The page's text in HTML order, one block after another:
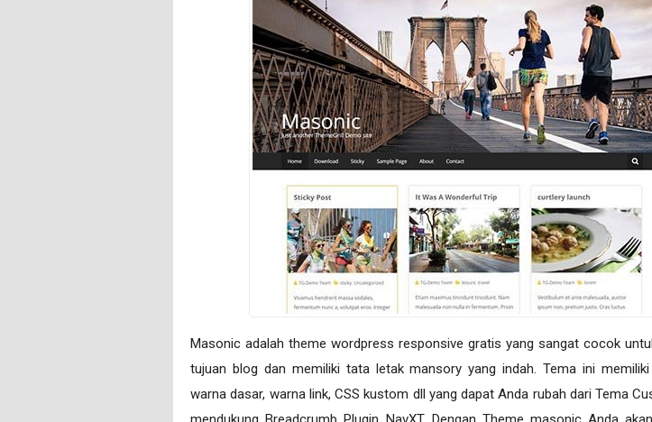
Masonic adalah theme wordpress responsive gratis yang sangat cocok
tujuan blog dan memiliki tata letak mansory yang indah. Tema ini memiliki
warna dasar, warna link, CSS kustom dll yang dapat Anda rubah dari Tema